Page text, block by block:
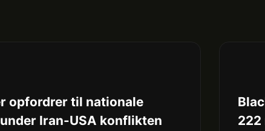
opfordrer til nationale
Iran-USA konflikten
222